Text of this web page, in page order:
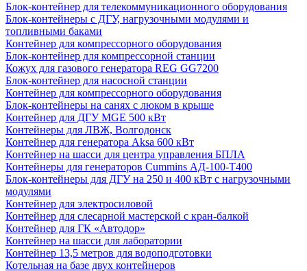
Блок-контейнер для телекоммуникационного оборудования
Блок-контейнеры с ДГУ, нагрузочными модулями и
топливными баками
Контейнер для компрессорного оборудования
Блок-контейнер для компрессорной станции
Кожух для газового генератора REG GG7200
Блок-контейнер для насосной станции
Контейнер для компрессорного оборудования
Блок-контейнеры на санях с люком в крыше
Контейнер для ДГУ MGE 500 кВт
Контейнеры для ЛВЖ, Волгодонск
Контейнер для генератора Aksa 600 кВт
Контейнер на шасси для центра управления БПЛА
Контейнеры для генераторов Cummins АД-100-Т400
Блок-контейнеры для ДГУ на 250 и 400 кВт с нагрузочными
модулями
Контейнер для электросиловой
Контейнер для слесарной мастерской с кран-балкой
Контейнер для ГК «Автодор»
Контейнер на шасси для лаборатории
Контейнер 13,5 метров для водоподготовки
Котельная на базе двух контейнеров